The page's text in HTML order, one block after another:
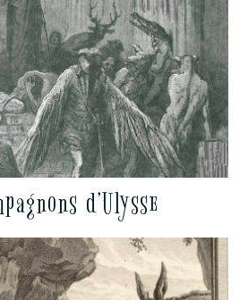
d’Ulysse